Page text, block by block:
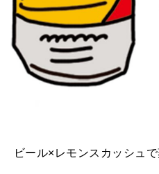
ビール×レモンスカッシュで